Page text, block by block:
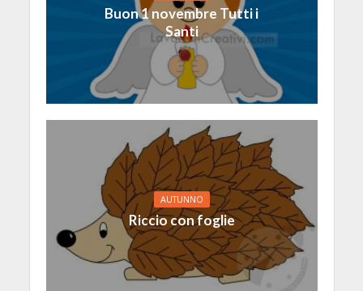
Buon 1 novembre Tutti i
Santi
AUTUNNO
Riccio con foglie